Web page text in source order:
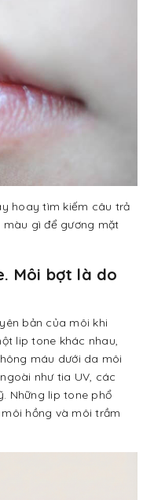
hoay tìm kiếm câu trả
gì để gương mặt
Môi bợt là do
bản của môi khi
lip tone khác nhau,
máu dưới da môi
như tia UV, các
Những lip tone phổ
hồng và môi trầm